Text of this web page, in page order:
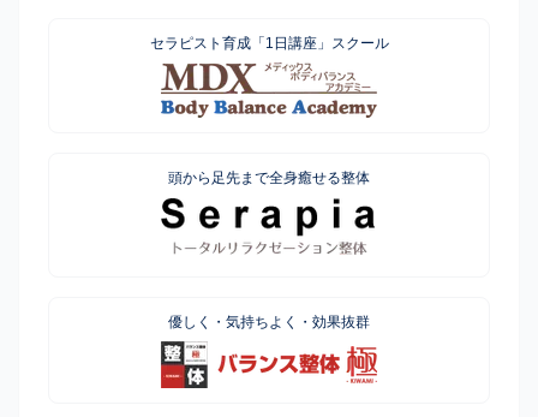
セラピスト育成「1日講座」スクール
頭から足先まで全身癒せる整体
優しく・気持ちよく・効果抜群